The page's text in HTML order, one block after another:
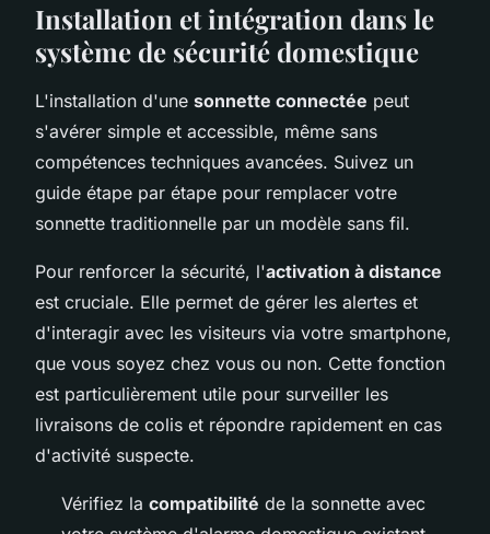
Installation et intégration dans le
système de sécurité domestique
L'installation d'une sonnette connectée peut
s'avérer simple et accessible, même sans
compétences techniques avancées. Suivez un
guide étape par étape pour remplacer votre
sonnette traditionnelle par un modèle sans fil.
Pour renforcer la sécurité, l'activation à distance
est cruciale. Elle permet de gérer les alertes et
d'interagir avec les visiteurs via votre smartphone,
que vous soyez chez vous ou non. Cette fonction
est particulièrement utile pour surveiller les
livraisons de colis et répondre rapidement en cas
d'activité suspecte.
Vérifiez la compatibilité de la sonnette avec